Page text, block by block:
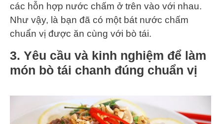
các hỗn hợp nước chấm ở trên vào với nhau.
Như vậy, là bạn đã có một bát nước chấm
chuẩn vị được ăn cùng với bò tái.
3. Yêu cầu và kinh nghiệm để làm
món bò tái chanh đúng chuẩn vị